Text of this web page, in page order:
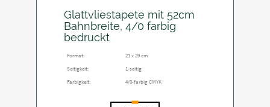
Glattvliestapete mit 52cm
Bahnbreite, 4/0 farbig
bedruckt
Format:
21 x 29 cm
Seitigkeit:
1-seitig
Farbigkeit:
4/0-farbig CMYK